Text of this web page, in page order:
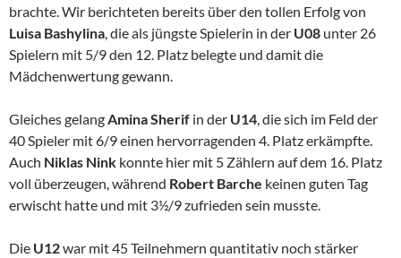
brachte. Wir berichteten bereits über den tollen Erfolg von
Luisa Bashylina, die als jüngste Spielerin in der U08 unter 26
Spielern mit 5/9 den 12. Platz belegte und damit die
Mädchenwertung gewann.
Gleiches gelangAmina Sherif in der U14, die sich im Feld der
40 Spieler mit 6/9 einen hervorragenden 4. Platz erkämpfte.
Auch Niklas Nink konnte hier mit 5 Zählern auf dem 16. Platz
voll überzeugen, während Robert Barche keinen guten Tag
erwischt hatte und mit 3½/9 zufrieden sein musste.
Die U12war mit 45 Teilnehmern quantitativ noch stärker